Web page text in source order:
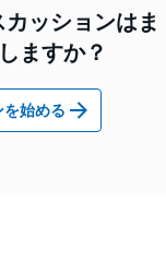
ッションはま
ますか？
始める